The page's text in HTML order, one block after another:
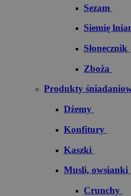
Sezam
Siemię
Słonecznik
Zboża
Produkty
Dżemy
Konfitury
Kaszki
Musli, owsianki
Crunchy